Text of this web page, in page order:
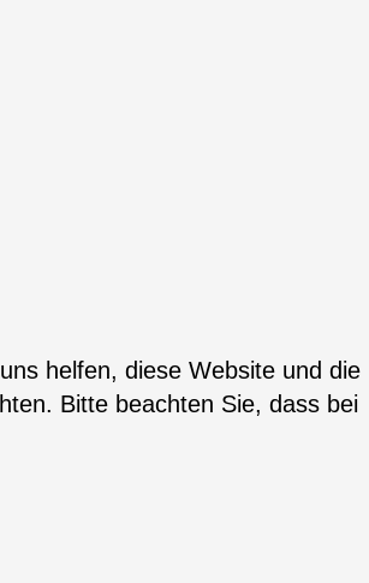
helfen, diese Website und die
Bitte beachten Sie, dass bei